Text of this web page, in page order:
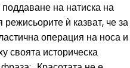
на натиска на
ѝ казват, че за
операция на носа и
своята историческа